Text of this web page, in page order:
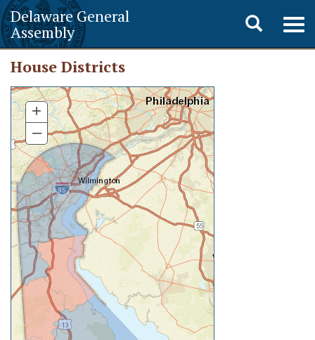
Delaware General
Assembly
Toggle
search
House Districts
+
–